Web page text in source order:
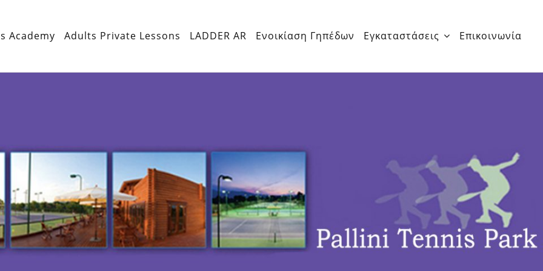
Academy Adults Private Lessons LADDER AR Ενοικίαση Γηπέδων Εγκαταστάσεις Επικοινωνία